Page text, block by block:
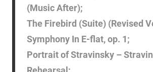
(Music After);
The Firebird (Suite) (Revised
Symphony In E-flat, op. 1;
Portrait of Stravinsky –